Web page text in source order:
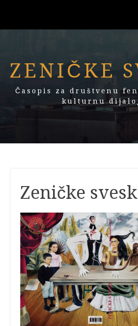
ZENIČKE
Časopis za društvenu
kulturnu
Zeničke